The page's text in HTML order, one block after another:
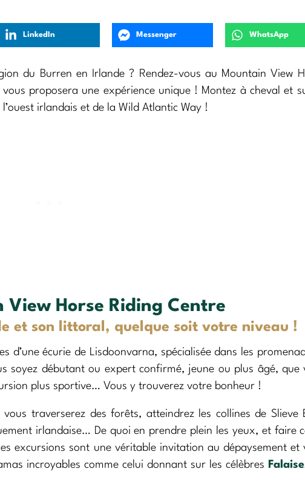
LinkedIn Messenger WhatsApp
du Burren en Irlande ? Rendez-vous au Mountain View
proposera une expérience unique ! Montez à cheval et
irlandais et de la Wild Atlantic Way !
View Horse Riding Centre
et son littoral, quelque soit votre niveau !
d’une écurie de Lisdoonvarna, spécialisée dans les
soyez débutant ou expert confirmé, jeune ou plus âgé, que
plus sportive… Vous y trouverez votre bonheur !
traverserez des forêts, atteindrez les collines de Slieve
irlandaise… De quoi en prendre plein les yeux, et faire
excursions sont une véritable invitation au dépaysement et
incroyables comme celui donnant sur les célèbres